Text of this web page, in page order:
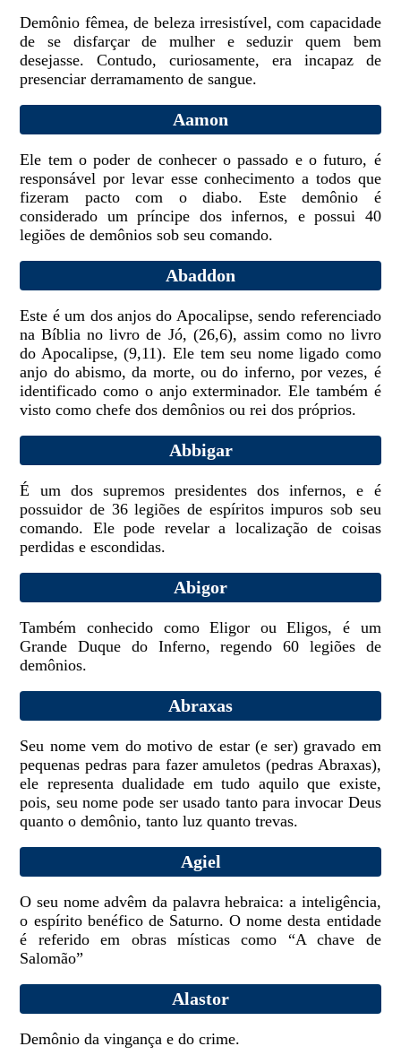
Demônio fêmea, de beleza irresistível, com capacidade
de se disfarçar de mulher e seduzir quem bem
desejasse. Contudo, curiosamente, era incapaz de
presenciar derramamento de sangue.
Aamon
Ele tem o poder de conhecer o passado e o futuro, é
responsável por levar esse conhecimento a todos que
fizeram pacto com o diabo. Este demônio é
considerado um príncipe dos infernos, e possui 40
legiões de demônios sob seu comando.
Abaddon
Este é um dos anjos do Apocalipse, sendo referenciado
na Bíblia no livro de Jó, (26,6), assim como no livro
do Apocalipse, (9,11). Ele tem seu nome ligado como
anjo do abismo, da morte, ou do inferno, por vezes, é
identificado como o anjo exterminador. Ele também é
visto como chefe dos demônios ou rei dos próprios.
Abbigar
É um dos supremos presidentes dos infernos, e é
possuidor de 36 legiões de espíritos impuros sob seu
comando. Ele pode revelar a localização de coisas
perdidas e escondidas.
Abigor
Também conhecido como Eligor ou Eligos, é um
Grande Duque do Inferno, regendo 60 legiões de
demônios.
Abraxas
Seu nome vem do motivo de estar (e ser) gravado em
pequenas pedras para fazer amuletos (pedras Abraxas),
ele representa dualidade em tudo aquilo que existe,
pois, seu nome pode ser usado tanto para invocar Deus
quanto o demônio, tanto luz quanto trevas.
Agiel
O seu nome advêm da palavra hebraica: a inteligência,
o espírito benéfico de Saturno. O nome desta entidade
é referido em obras místicas como “A chave de
Salomão”
Alastor
Demônio da vingança e do crime.